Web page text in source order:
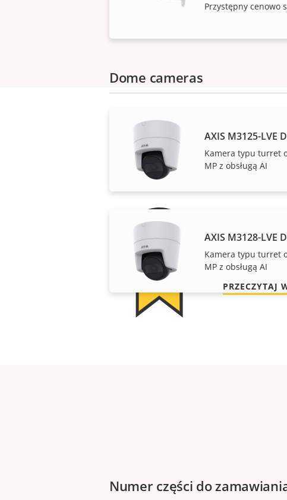
Przystępny cenowo
Dome cameras
AXIS M3125-LVE
Kamera typu turret
MP z obsługą AI
AXIS M3128-LVE
Kamera typu turret
MP z obsługą AI
Nasza 3-
PRZECZYTAJ
Numer części do